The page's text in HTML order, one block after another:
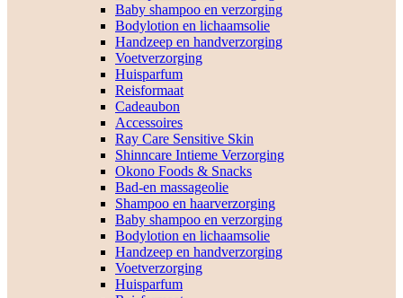
Baby shampoo en verzorging
Bodylotion en lichaamsolie
Handzeep en handverzorging
Voetverzorging
Huisparfum
Reisformaat
Cadeaubon
Accessoires
Ray Care Sensitive Skin
Shinncare Intieme Verzorging
Okono Foods & Snacks
Bad-en massageolie
Shampoo en haarverzorging
Baby shampoo en verzorging
Bodylotion en lichaamsolie
Handzeep en handverzorging
Voetverzorging
Huisparfum